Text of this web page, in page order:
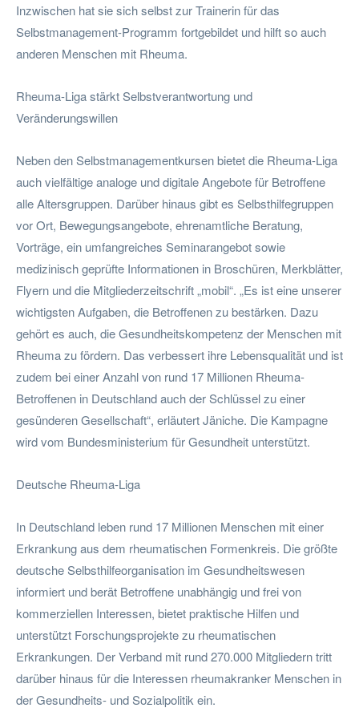
Inzwischen hat sie sich selbst zur Trainerin für das
Selbstmanagement-Programm fortgebildet und hilft so auch
anderen Menschen mit Rheuma.
Rheuma-Liga stärkt Selbstverantwortung und
Veränderungswillen
Neben den Selbstmanagementkursen bietet die Rheuma-Liga
auch vielfältige analoge und digitale Angebote für Betroffene
alle Altersgruppen. Darüber hinaus gibt es Selbsthilfegruppen
vor Ort, Bewegungsangebote, ehrenamtliche Beratung,
Vorträge, ein umfangreiches Seminarangebot sowie
medizinisch geprüfte Informationen in Broschüren, Merkblätter,
Flyern und die Mitgliederzeitschrift „mobil“. „Es ist eine unserer
wichtigsten Aufgaben, die Betroffenen zu bestärken. Dazu
gehört es auch, die Gesundheitskompetenz der Menschen mit
Rheuma zu fördern. Das verbessert ihre Lebensqualität und ist
zudem bei einer Anzahl von rund 17 Millionen Rheuma-
Betroffenen in Deutschland auch der Schlüssel zu einer
gesünderen Gesellschaft“, erläutert Jäniche. Die Kampagne
wird vom Bundesministerium für Gesundheit unterstützt.
Deutsche Rheuma-Liga
In Deutschland leben rund 17 Millionen Menschen mit einer
Erkrankung aus dem rheumatischen Formenkreis. Die größte
deutsche Selbsthilfeorganisation im Gesundheitswesen
informiert und berät Betroffene unabhängig und frei von
kommerziellen Interessen, bietet praktische Hilfen und
unterstützt Forschungsprojekte zu rheumatischen
Erkrankungen. Der Verband mit rund 270.000 Mitgliedern tritt
darüber hinaus für die Interessen rheumakranker Menschen in
der Gesundheits- und Sozialpolitik ein.